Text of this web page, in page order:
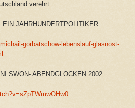
verehrt
EIN JAHRHUNDERTPOLITIKER
gorbatschow-lebenslauf-glasnost-
SWON- ABENDGLOCKEN 2002